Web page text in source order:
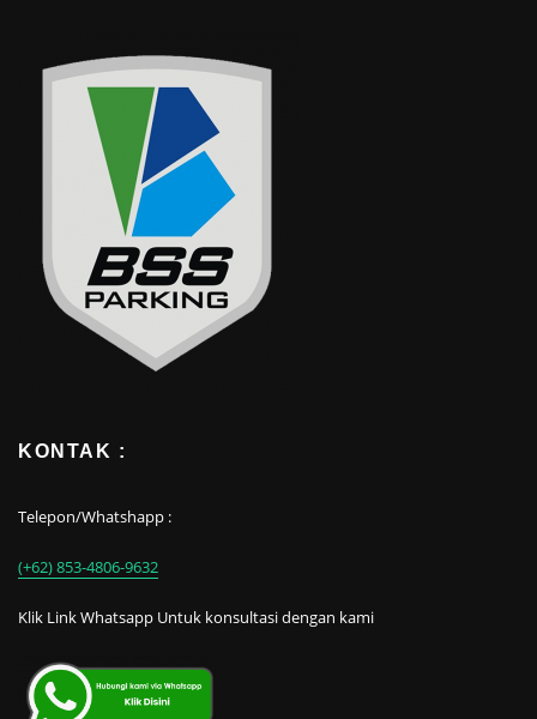
KONTAK :
Telepon/Whatshapp :
(+62) 853-4806-9632
Klik Link Whatsapp Untuk konsultasi dengan kami